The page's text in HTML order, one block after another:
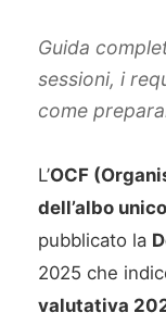
Guida
sessioni, i
come
L’OCF
dell’albo
pubblicato la
2025 che
valutativa